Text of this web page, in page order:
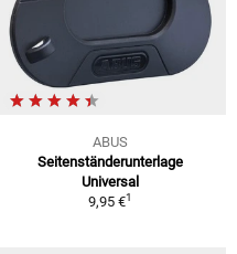
ABUS
Seitenständerunterlage
Universal
9,95 €1